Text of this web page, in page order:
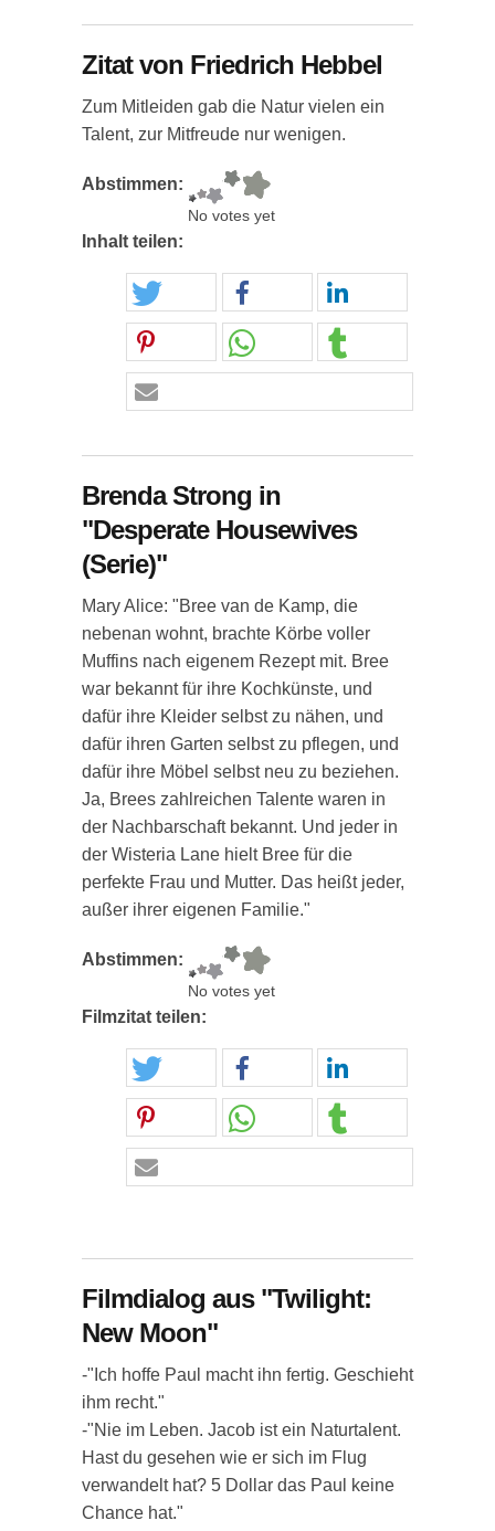
Zitat von Friedrich Hebbel
Zum Mitleiden gab die Natur vielen ein
Talent, zur Mitfreude nur wenigen.
Abstimmen:
No votes yet
Inhalt teilen:
Brenda Strong in
"Desperate Housewives
(Serie)"
Mary Alice: "Bree van de Kamp, die
nebenan wohnt, brachte Körbe voller
Muffins nach eigenem Rezept mit. Bree
war bekannt für ihre Kochkünste, und
dafür ihre Kleider selbst zu nähen, und
dafür ihren Garten selbst zu pflegen, und
dafür ihre Möbel selbst neu zu beziehen.
Ja, Brees zahlreichen Talente waren in
der Nachbarschaft bekannt. Und jeder in
der Wisteria Lane hielt Bree für die
perfekte Frau und Mutter. Das heißt jeder,
außer ihrer eigenen Familie."
Abstimmen:
No votes yet
Filmzitat teilen:
Filmdialog aus "Twilight:
New Moon"
-"Ich hoffe Paul macht ihn fertig. Geschieht
ihm recht."
-"Nie im Leben. Jacob ist ein Naturtalent.
Hast du gesehen wie er sich im Flug
verwandelt hat? 5 Dollar das Paul keine
Chance hat."